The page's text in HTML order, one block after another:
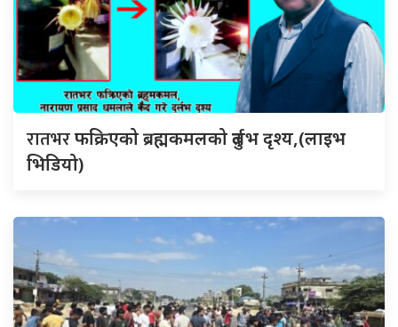
रातभरफक्रिएको ब्रह्मकमलको दुर्लभ दृश्य,(लाइभ
भिडियो)